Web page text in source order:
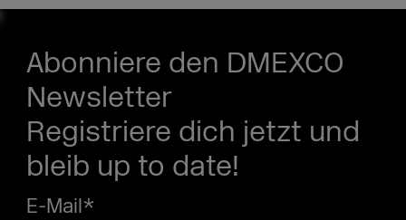
Abonniere den DMEXCO
Newsletter
Registriere dich jetzt und
bleib up to date!
E-Mail*